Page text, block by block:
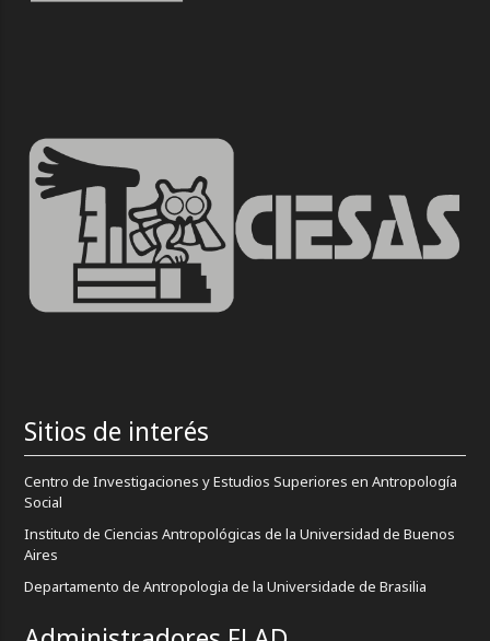
Sitios de interés
Centro de Investigaciones y Estudios Superiores en Antropología
Social
Instituto de Ciencias Antropológicas de la Universidad de Buenos
Aires
Departamento de Antropologia de la Universidade de Brasilia